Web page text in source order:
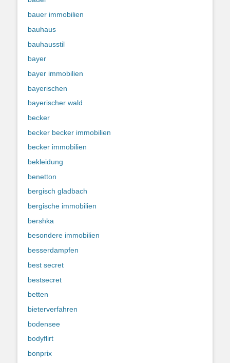
bauer immobilien
bauhaus
bauhausstil
bayer
bayer immobilien
bayerischen
bayerischer wald
becker
becker becker immobilien
becker immobilien
bekleidung
benetton
bergisch gladbach
bergische immobilien
bershka
besondere immobilien
besserdampfen
best secret
bestsecret
betten
bieterverfahren
bodensee
bodyflirt
bonprix